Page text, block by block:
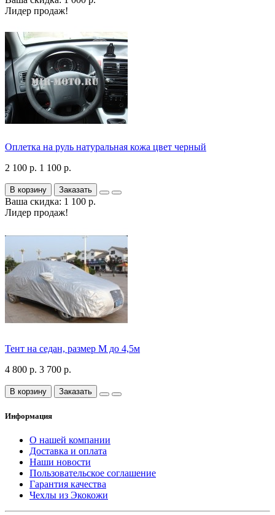
Лидер продаж!
Оплетка на руль натуральная кожа цвет черный
2 100 р. 1 100 р.
В корзину Заказать
Ваша скидка: 1 100 р.
Лидер продаж!
Тент на седан, размер М до 4,5м
4 800 р. 3 700 р.
В корзину Заказать
Информация
О нашей компании
Доставка и оплата
Наши новости
Пользовательское соглашение
Гарантия качества
Чехлы из Экокожи